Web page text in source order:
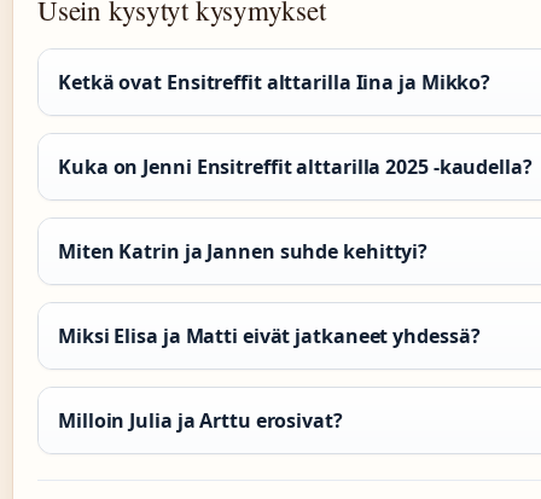
Usein kysytyt kysymykset
Ketkä ovat Ensitreffit alttarilla Iina ja Mikko?
Kuka on Jenni Ensitreffit alttarilla 2025 -kaudella?
Miten Katrin ja Jannen suhde kehittyi?
Miksi Elisa ja Matti eivät jatkaneet yhdessä?
Milloin Julia ja Arttu erosivat?